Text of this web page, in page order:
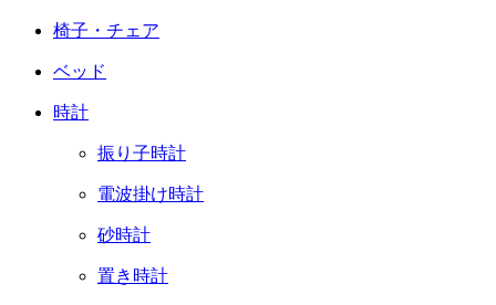
椅子・チェア
ベッド
時計
振り子時計
電波掛け時計
砂時計
置き時計